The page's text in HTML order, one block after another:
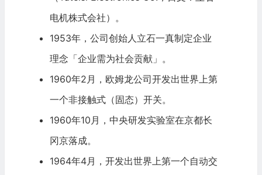
电机株式会社）。
1953年，公司创始人立石一真制定企业
理念「企业需为社会贡献」。
1960年2月，欧姆龙公司开发出世界上第
一个非接触式（固态）开关。
1960年10月，中央研发实验室在京都长
冈京落成。
1964年4月，开发出世界上第一个自动交